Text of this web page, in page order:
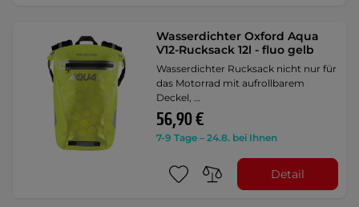
Wasserdichter Oxford Aqua
V12-Rucksack 12l - fluo gelb
Wasserdichter Rucksack nicht nur für
das Motorrad mit aufrollbarem
Deckel, …
56,90 €
7-9 Tage – 24.8. bei Ihnen
Detail